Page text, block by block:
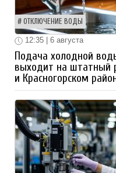
ОТКЛЮЧЕНИЕ ВОДЫ
12:35 | 6 августа
Подача холодной
выходит на штатный
и Красногорском